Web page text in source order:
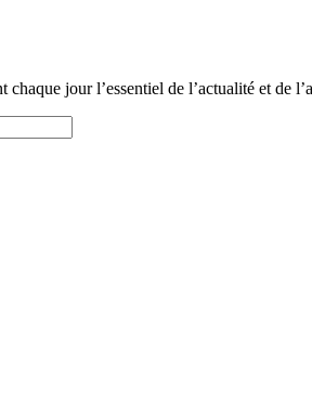
jour l’essentiel de l’actualité et de